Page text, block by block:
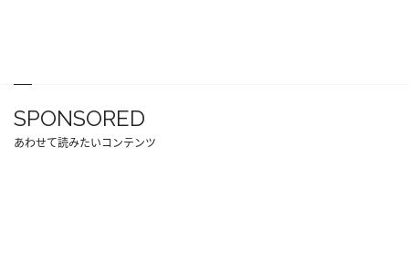
SPONSORED
あわせて読みたいコンテンツ